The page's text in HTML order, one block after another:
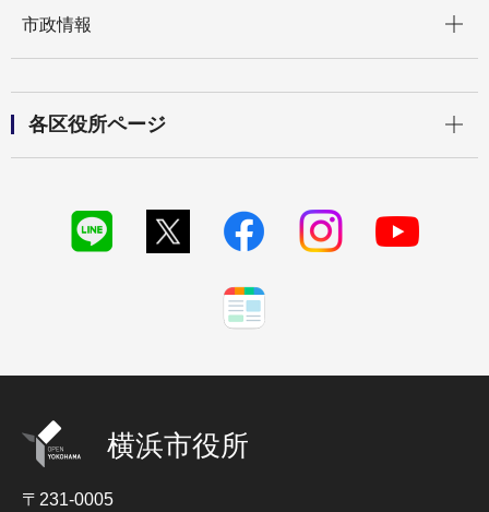
市政情報
各区役所ページ
横浜市役所
〒231-0005